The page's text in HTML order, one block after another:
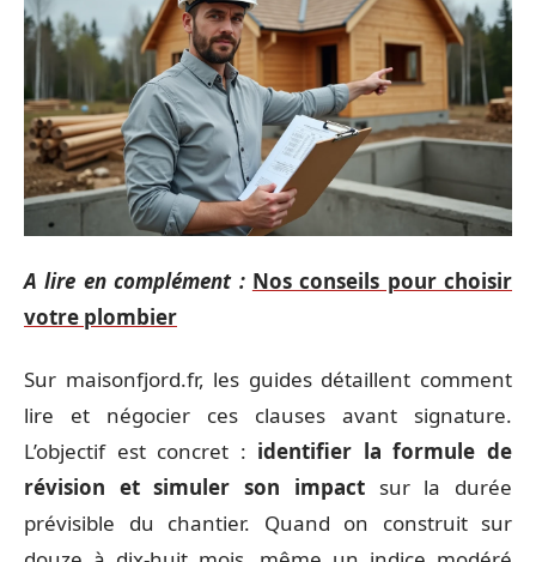
A lire en complément : Nos conseils pour choisir
votre plombier
Sur maisonfjord.fr, les guides détaillent comment
lire et négocier ces clauses avant signature.
L’objectif est concret : identifier la formule de
révision et simuler son impactsur la durée
prévisible du chantier. Quand on construit sur